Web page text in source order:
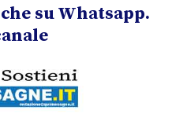
su Whatsapp.